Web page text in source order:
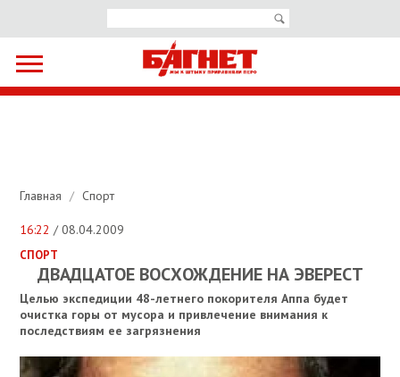
Главная / Спорт
16:22 / 08.04.2009
СПОРТ
ДВАДЦАТОЕ ВОСХОЖДЕНИЕ НА ЭВЕРЕСТ
Целью экспедиции 48-летнего покорителя Аппа будет
очистка горы от мусора и привлечение внимания к
последствиям ее загрязнения